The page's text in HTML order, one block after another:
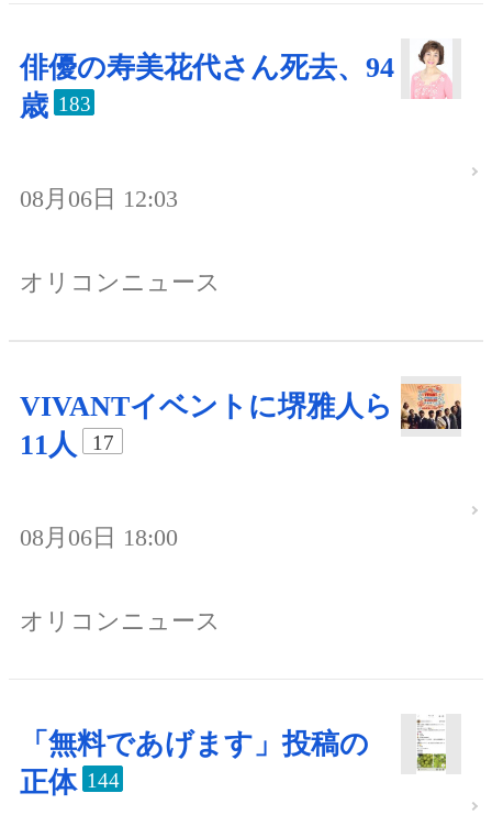
俳優の寿美花代さん死去、94
歳 183
08月06日 12:03
オリコンニュース
VIVANTイベントに堺雅人ら
11人
17
08月06日 18:00
オリコンニュース
「無料であげます」投稿の
正体 144